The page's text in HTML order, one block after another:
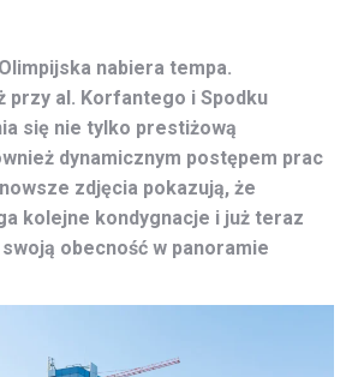
nabiera tempa.
przy al. Korfantego i Spodku
się nie tylko prestiżową
dynamicznym postępem prac
zdjęcia pokazują, że
kolejne kondygnacje i już teraz
obecność w panoramie